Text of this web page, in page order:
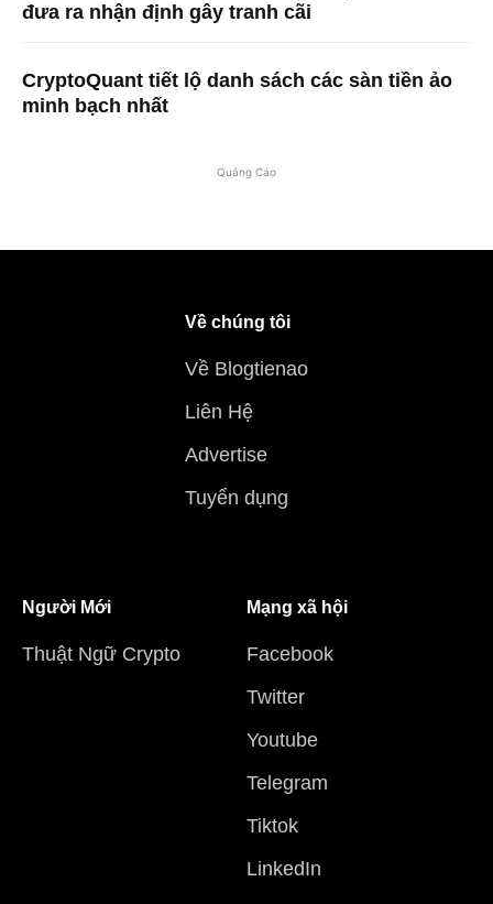
đưa ra nhận định gây tranh cãi
CryptoQuant tiết lộ danh sách các sàn tiền ảo
minh bạch nhất
Quảng Cáo
Về chúng tôi
Về Blogtienao
Liên Hệ
Advertise
Tuyển dụng
Người Mới
Thuật Ngữ Crypto
Mạng xã hội
Facebook
Twitter
Youtube
Telegram
Tiktok
LinkedIn